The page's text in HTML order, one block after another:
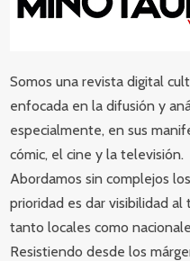
Somos una revista digital
enfocada en la difusión y
especialmente, en sus
cómic, el cine y la televisión.
Abordamos sin complejos
prioridad es dar visibilidad
tanto locales como
Resistiendo desde los